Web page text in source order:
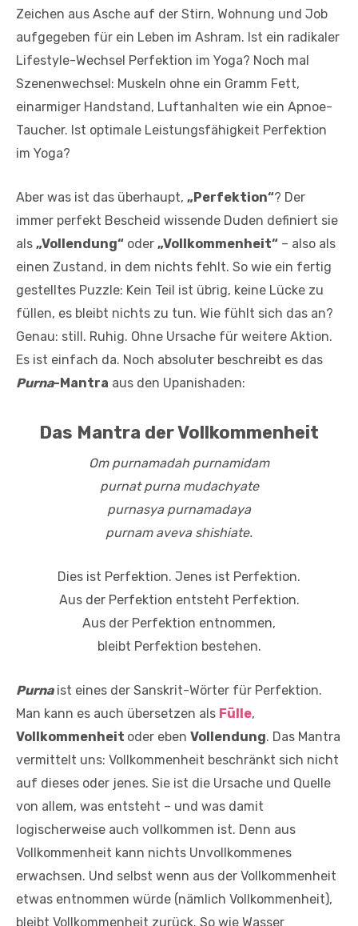
Zeichen aus Asche auf der Stirn, Wohnung und Job
aufgegeben für ein Leben im Ashram. Ist ein radikaler
Lifestyle-Wechsel Perfektion im Yoga? Noch mal
Szenenwechsel: Muskeln ohne ein Gramm Fett,
einarmiger Handstand, Luftanhalten wie ein Apnoe-
Taucher. Ist optimale Leistungsfähigkeit Perfektion
im Yoga?
Aber was ist das überhaupt, „Perfektion“? Der
immer perfekt Bescheid wissende Duden definiert sie
als „Vollendung“ oder „Vollkommenheit“ – also als
einen Zustand, in dem nichts fehlt. So wie ein fertig
gestelltes Puzzle: Kein Teil ist übrig, keine Lücke zu
füllen, es bleibt nichts zu tun. Wie fühlt sich das an?
Genau: still. Ruhig. Ohne Ursache für weitere Aktion.
Es ist einfach da. Noch absoluter beschreibt es das
Purna-Mantra aus den Upanishaden:
Das Mantra der Vollkommenheit
Om purnamadah purnamidam
purnat purna mudachyate
purnasya purnamadaya
purnam aveva shishiate.
Dies ist Perfektion. Jenes ist Perfektion.
Aus der Perfektion entsteht Perfektion.
Aus der Perfektion entnommen,
bleibt Perfektion bestehen.
Purnaist eines der Sanskrit-Wörter für Perfektion.
Man kann es auch übersetzen als Fülle,
Vollkommenheit oder eben Vollendung. Das Mantra
vermittelt uns: Vollkommenheit beschränkt sich nicht
auf dieses oder jenes. Sie ist die Ursache und Quelle
von allem, was entsteht – und was damit
logischerweise auch vollkommen ist. Denn aus
Vollkommenheit kann nichts Unvollkommenes
erwachsen. Und selbst wenn aus der Vollkommenheit
etwas entnommen würde (nämlich Vollkommenheit),
bleibt Vollkommenheit zurück. So wie Wasser